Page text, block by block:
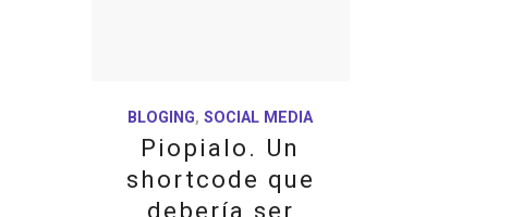
BLOGING,SOCIAL MEDIA
Piopialo. Un
shortcode que
debería ser